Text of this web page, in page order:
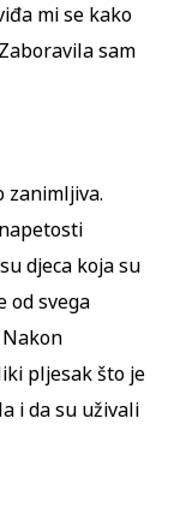
mi se kako
sam
zanimljiva.
djeca koja su
od svega
pljesak što je
i da su uživali